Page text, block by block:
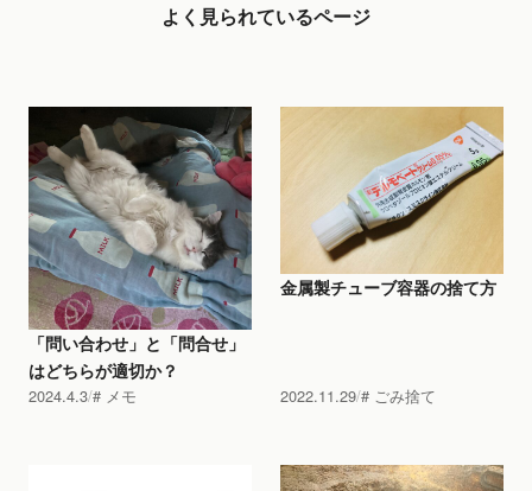
よく見られているページ
「問い合わせ」と「問合せ」
はどちらが適切か？
2024.4.3 メモ
金属製チューブ容器の捨て方
2022.11.29 ごみ捨て